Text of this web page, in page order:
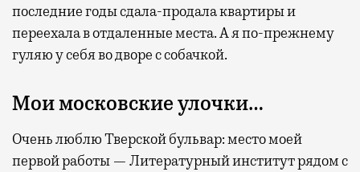
последние годы сдала-продала квартиры и
переехала в отдаленные места. А я по-прежнему
гуляю у себя во дворе с собачкой.
Мои московские улочки…
Очень люблю Тверской бульвар: место моей
первой работы — Литературный институт рядом с